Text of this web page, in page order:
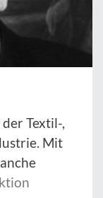
Textil-,
Mit